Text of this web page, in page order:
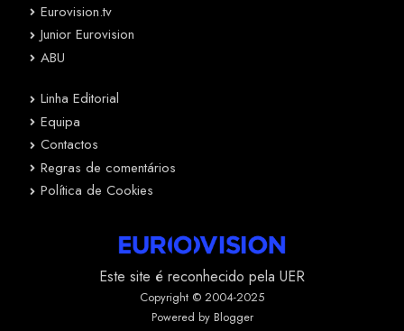
Eurovision.tv
Junior Eurovision
ABU
Linha Editorial
Equipa
Contactos
Regras de comentários
Política de Cookies
Este site é reconhecido pela UER
Copyright © 2004-2025
Powered by Blogger